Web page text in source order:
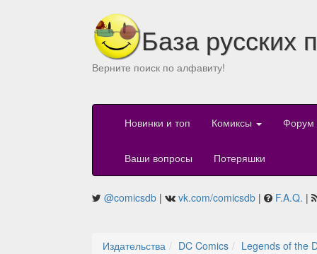
База русских
Верните поиск по алфавиту!
Новинки и топ Комиксы Форум
Ваши вопросы Потеряшки
@comicsdb | vk.com/comicsdb | F.A.Q. |
Издательства DC Comics Legends of the